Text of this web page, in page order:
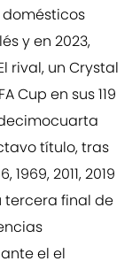
y en 2023,
rival, un Crystal
Cup en sus 119
título, tras
2011, 2019
tercera final de
el el